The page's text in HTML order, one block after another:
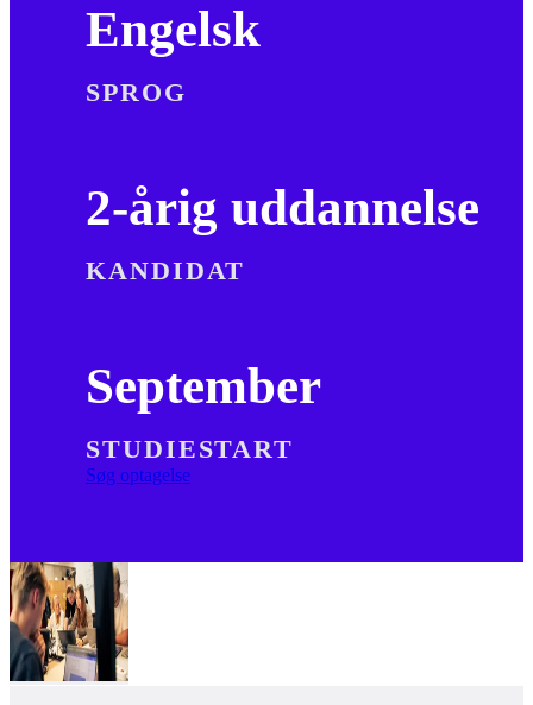
Engelsk
SPROG
2-årig uddannelse
KANDIDAT
September
STUDIESTART
Søg optagelse